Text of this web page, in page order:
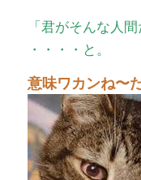
「君がそんな人
・・・・と。
意味ワカンね〜